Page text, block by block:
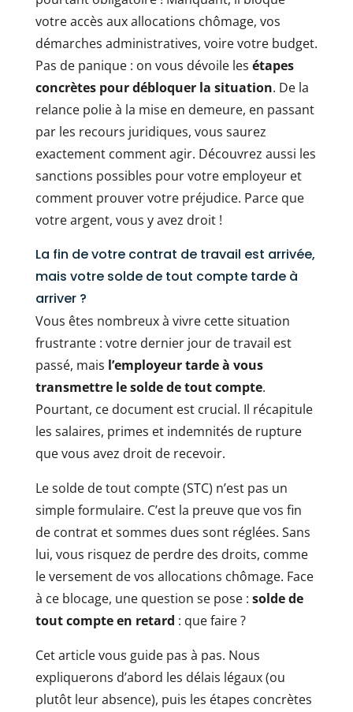
votre accès aux allocations chômage, vos
démarches administratives, voire votre budget.
Pas de panique : on vous dévoile les étapes
concrètes pour débloquer la situation. De la
relance polie à la mise en demeure, en passant
par les recours juridiques, vous saurez
exactement comment agir. Découvrez aussi les
sanctions possibles pour votre employeur et
comment prouver votre préjudice. Parce que
votre argent, vous y avez droit !
La fin de votre contrat de travail est arrivée,
mais votre solde de tout compte tarde à
arriver ?
Vous êtes nombreux à vivre cette situation
frustrante : votre dernier jour de travail est
passé, mais l’employeur tarde à vous
transmettre le solde de tout compte.
Pourtant, ce document est crucial. Il récapitule
les salaires, primes et indemnités de rupture
que vous avez droit de recevoir.
Le solde de tout compte (STC) n’est pas un
simple formulaire. C’est la preuve que vos fin
de contrat et sommes dues sont réglées. Sans
lui, vous risquez de perdre des droits, comme
le versement de vos allocations chômage. Face
à ce blocage, une question se pose : solde de
tout compte en retard : que faire ?
Cet article vous guide pas à pas. Nous
expliquerons d’abord les délais légaux (ou
plutôt leur absence), puis les étapes concrètes